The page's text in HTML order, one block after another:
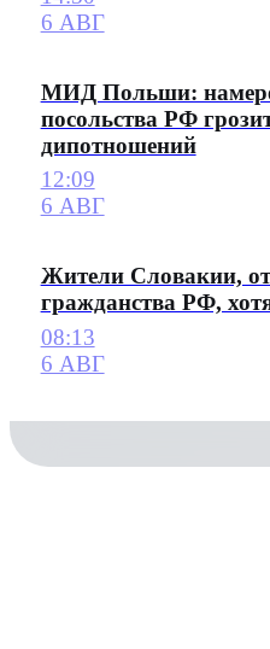
6 АВГ
МИД Польши:
посольства РФ
дипотношений
12:09
6 АВГ
Жители Словакии,
гражданства РФ,
08:13
6 АВГ